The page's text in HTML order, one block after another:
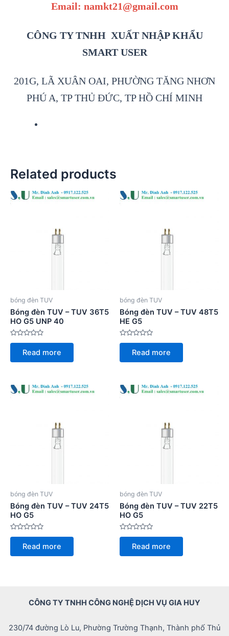
Email: namkt21@gmail.com
CÔNG TY TNHH XUẤT NHẬP KHẨU
SMART USER
201G, LÃ XUÂN OAI, PHƯỜNG TĂNG NHƠN
PHÚ A, TP THỦ ĐỨC, TP HỒ CHÍ MINH
Related products
bóng đèn TUV
Bóng đèn TUV – TUV 36T5
HO G5 UNP 40
Rated
of
Read more
bóng đèn TUV
Bóng đèn TUV – TUV 48T5
HE G5
Rated
of
Read more
bóng đèn TUV
Bóng đèn TUV – TUV 24T5
HO G5
Rated
of
Read more
bóng đèn TUV
Bóng đèn TUV – TUV 22T5
HO G5
Rated
of
Read more
CÔNG TY TNHH CÔNG NGHỆ DỊCH VỤ GIA HUY
230/74 đường Lò Lu, Phường Trường Thạnh, Thành phố Thủ